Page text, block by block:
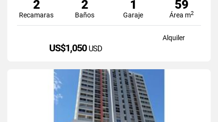
2
Recamaras
2
Baños
1
Garaje
59
Área m2
Alquiler
US$1,050 USD